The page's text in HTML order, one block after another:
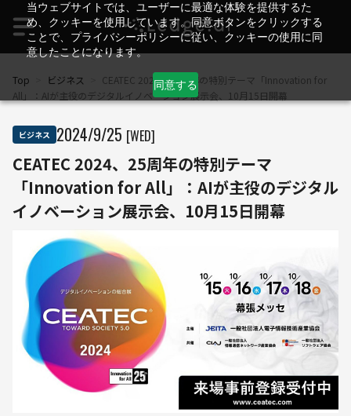
当ウェブサイトでは、ユーザーに最適な体験を提供するた
め、クッキーを使用しています。同意ボタンをクリックする
ことで、プライバシーポリシーに従い、クッキーの使用に同
意したことになります。
同意する
Top ビジネス
CEATEC 2024、25周年の特別テーマ「Innovation for
All」：AIが主役のデジタルイノベーション展示会、10月15日開幕
ビジネス 2024/9/25 [WED]
CEATEC 2024、25周年の特別テーマ
「Innovation for All」：AIが主役のデジタル
イノベーション展示会、10月15日開幕